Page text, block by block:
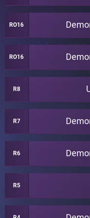
RO16
RO16
R8
R7
R6
R5